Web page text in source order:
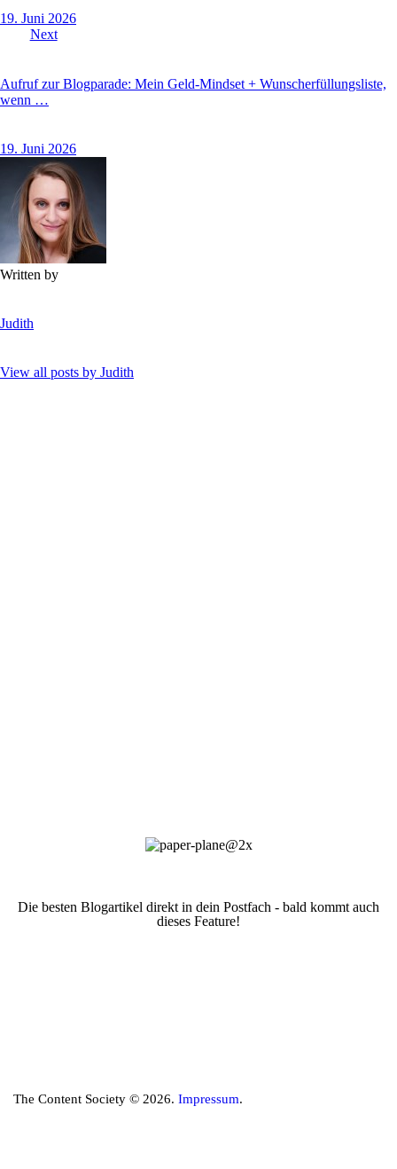
19. Juni 2026
Next
Aufruf zur Blogparade: Mein Geld-Mindset + Wunscherfüllungsliste,
wenn …
19. Juni 2026
Written by
Judith
View all posts by Judith
Die besten Blogartikel direkt in dein Postfach - bald kommt auch
dieses Feature!
The Content Society © 2026. Impressum.